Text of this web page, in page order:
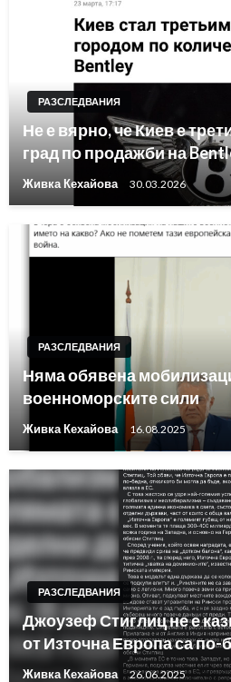
РАЗСЛЕДВАНИЯ
Не е вярно, че Киев е
град по продажби на
Живка Кехайова 30.03.2026
РАЗСЛЕДВАНИЯ
Няма обявена
военноморските сили
Живка Кехайова 16.08.2025
РАЗСЛЕДВАНИЯ
Джоузеф Стиглиц не е
от Източна Европа са по-
Живка Кехайова 26.06.2025